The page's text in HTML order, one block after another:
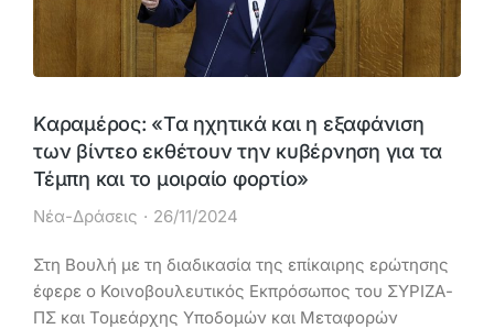
Kαραμέρος: «Τα ηχητικά και η εξαφάνιση
των βίντεο εκθέτουν την κυβέρνηση για τα
Τέμπη και το μοιραίο φορτίο»
Νέα-Δράσεις 26/11/2024
Στη Βουλή με τη διαδικασία της επίκαιρης ερώτησης
έφερε ο Κοινοβουλευτικός Εκπρόσωπος του ΣΥΡΙΖΑ-
ΠΣ και Τομεάρχης Υποδομών και Μεταφορών